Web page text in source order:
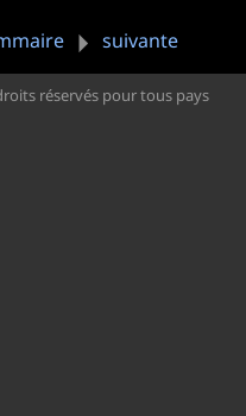
suivante
réservés pour tous pays